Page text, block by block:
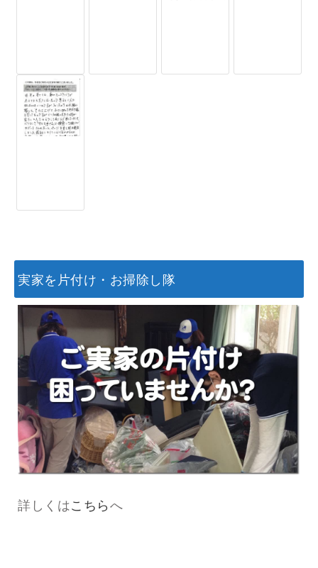
実家を片付け・お掃除し隊
詳しくはこちらへ